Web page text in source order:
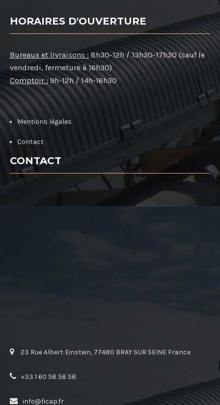
HORAIRES D'OUVERTURE
Bureaux et livraisons : 8h30-12h / 13h30-17h30 (sauf le
vendredi, fermeture à 16h30)
Comptoir : 9h-12h / 14h-16h30
Mentions légales
Contact
CONTACT
23 Rue Albert Einstein, 77480 BRAY SUR SEINE France
+33 1 60 58 58 58
info@ficap.fr